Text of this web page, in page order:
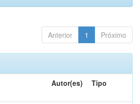
Anterior 1 Próximo
Autor(es) Tipo